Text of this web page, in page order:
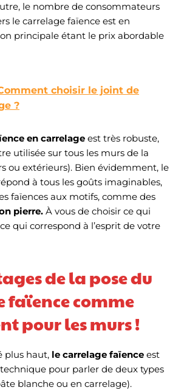
le nombre de consommateurs
le carrelage faïence est en
principale étant le prix abordable
choisir le joint de
?
en carrelage est très robuste,
utilisée sur tous les murs de la
ou extérieurs). Bien évidemment, le
à tous les goûts imaginables,
faïences aux motifs, comme des
pierre. À vous de choisir ce qui
qui correspond à l’esprit de votre
de la pose du
faïence comme
pour les murs !
plus haut, le carrelage faïence est
pour parler de deux types
blanche ou en carrelage).